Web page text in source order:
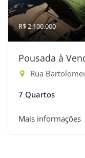
R$ 2.100.000
Pousada à
Rua
7 Quartos
Mais informações